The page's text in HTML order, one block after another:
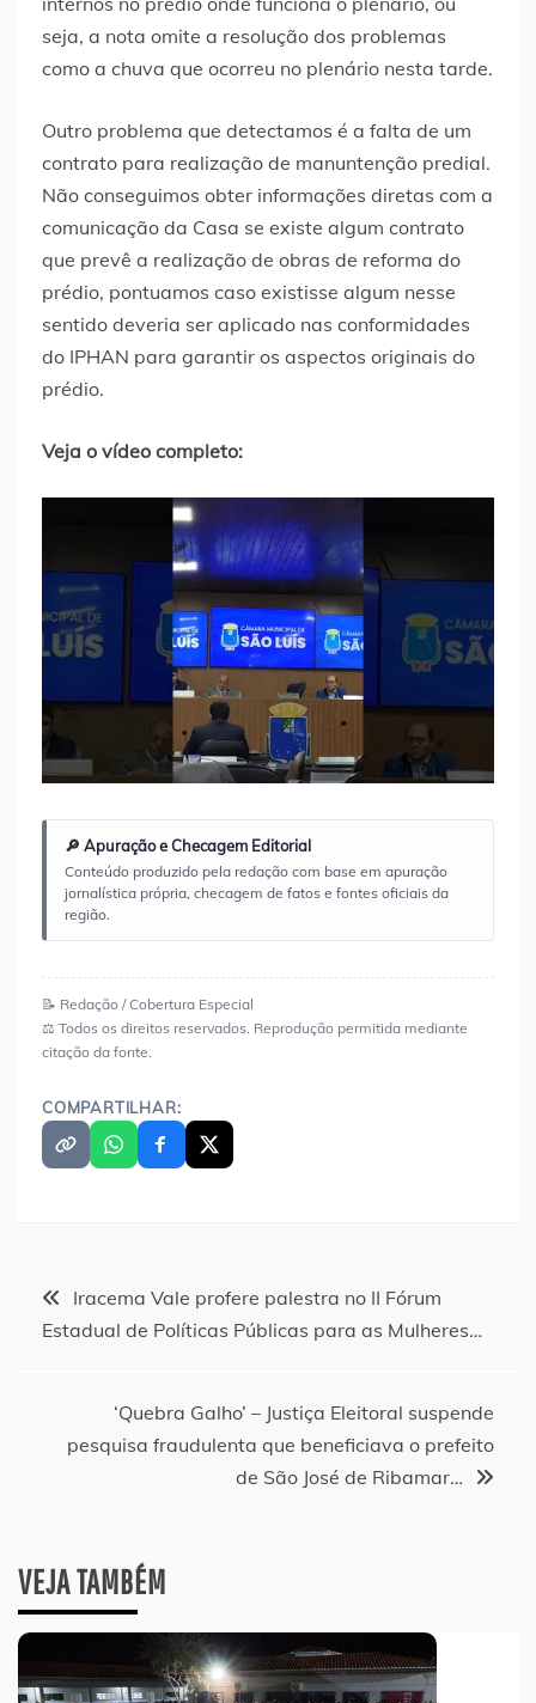
seja, a nota omite a resolução dos problemas
como a chuva que ocorreu no plenário nesta tarde.
Outro problema que detectamos é a falta de um
contrato para realização de manuntenção predial.
Não conseguimos obter informações diretas com a
comunicação da Casa se existe algum contrato
que prevê a realização de obras de reforma do
prédio, pontuamos caso existisse algum nesse
sentido deveria ser aplicado nas conformidades
do IPHAN para garantir os aspectos originais do
prédio.
Veja o vídeo completo:
Fonte: Blog do Joerdson Rodrigues
🔎 Apuração e Checagem Editorial
Conteúdo produzido pela redação com base em apuração
jornalística própria, checagem de fatos e fontes oficiais da
região.
📝 Redação / Cobertura Especial
⚖️ Todos os direitos reservados. Reprodução permitida mediante
citação da fonte.
COMPARTILHAR:
Navegação
Iracema Vale profere palestra no II Fórum
Estadual de Políticas Públicas para as Mulheres…
‘Quebra Galho’ – Justiça Eleitoral suspende
pesquisa fraudulenta que beneficiava o prefeito
de São José de Ribamar…
VEJA TAMBÉM